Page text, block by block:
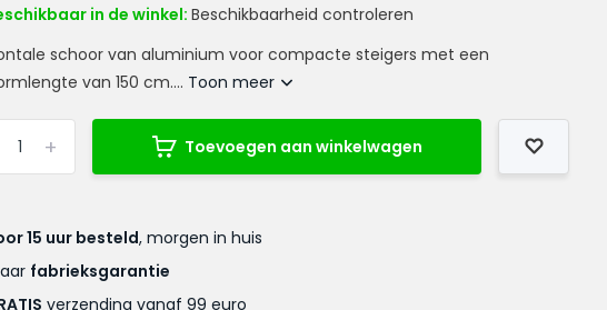
in de winkel:Beschikbaarheid controleren
schoor van aluminium voor compacte steigers met een
van 150 cm.... Toon meer
+ Toevoegen aan winkelwagen
15 uur besteld, morgen in huis
fabrieksgarantie
verzending vanaf 99 euro